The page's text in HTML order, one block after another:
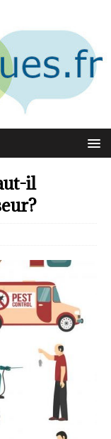
il